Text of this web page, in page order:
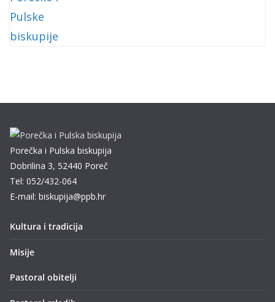
Porečka i Pulska biskupija
Dobrilina 3, 52440 Poreč
Tel: 052/432-064
E-mail: biskupija@ppb.hr
Kultura i tradicija
Misije
Pastoral obitelji